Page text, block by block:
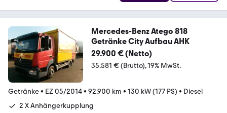
Mercedes-Benz Atego 818
Getränke City Aufbau AHK
29.900 € (Netto)
35.581 € (Brutto) 19% MwSt.
Getränke• EZ 05/2014• 92.900 km • 130 kW (177 PS) • Diesel
2 X Anhängerkupplung